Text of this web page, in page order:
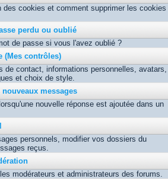
des cookies et comment supprimer les cookies
perdu ou oublié
de passe si vous l'avez oublié ?
(Mes contrôles)
de contact, informations personnelles, avatars,
et choix de style.
messages
nouvelle réponse est ajoutée dans un
personnels, modifier vos dossiers du
reçus.
modérateurs et administrateurs des forums.